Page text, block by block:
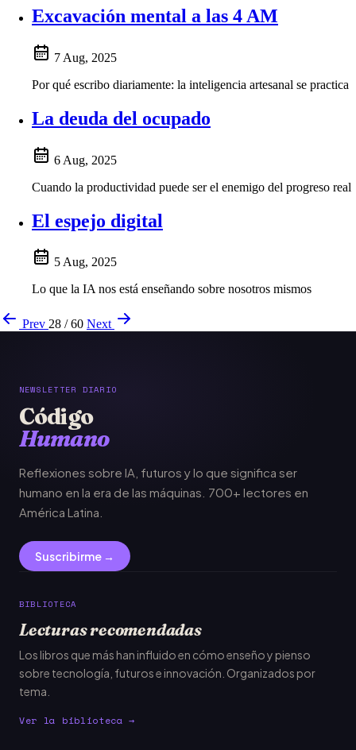
Excavación mental a las 4 AM
7 Aug, 2025
Por qué escribo diariamente: la inteligencia artesanal se practica
La deuda del ocupado
6 Aug, 2025
Cuando la productividad puede ser el enemigo del progreso real
El espejo digital
5 Aug, 2025
Lo que la IA nos está enseñando sobre nosotros mismos
Prev 28 / 60 Next
NEWSLETTER DIARIO
Código
Humano
Reflexiones sobre IA, futuros y lo que significa ser
humano en la era de las máquinas. 700+ lectores en
América Latina.
Suscribirme →
BIBLIOTECA
Lecturas recomendadas
Los libros que más han influido en cómo enseño y pienso
sobre tecnología, futuros e innovación. Organizados por
tema.
Ver la biblioteca →